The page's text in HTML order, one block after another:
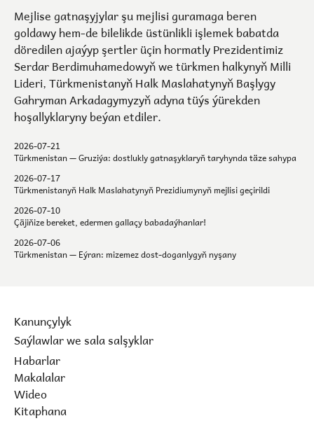
Mejlise gatnaşyjylar şu mejlisi guramaga beren
goldawy hem-de bilelikde üstünlikli işlemek babatda
döredilen ajaýyp şertler üçin hormatly Prezidentimiz
Serdar Berdimuhamedowyň we türkmen halkynyň Milli
Lideri, Türkmenistanyň Halk Maslahatynyň Başlygy
Gahryman Arkadagymyzyň adyna tüýs ýürekden
hoşallyklaryny beýan etdiler.
2026-07-21
Türkmenistan — Gruziýa: dostlukly gatnaşyklaryň taryhynda täze sahypa
2026-07-17
Türkmenistanyň Halk Maslahatynyň Prezidiumynyň mejlisi geçirildi
2026-07-10
Çäjiňize bereket, edermen gallaçy babadaýhanlar!
2026-07-06
Türkmenistan — Eýran: mizemez dost-doganlygyň nyşany
Kanunçylyk
Saýlawlar we sala salşyklar
Habarlar
Makalalar
Wideo
Kitaphana